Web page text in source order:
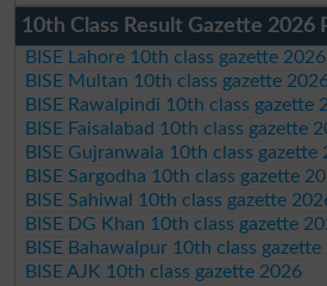
10th Class Result Gazette 2026
BISE Lahore 10th class gazette 2026
BISE Multan 10th class gazette
BISE Rawalpindi 10th class gazette
BISE Faisalabad 10th class gazette
BISE Gujranwala 10th class gazette
BISE Sargodha 10th class gazette
BISE Sahiwal 10th class gazette
BISE DG Khan 10th class gazette
BISE Bahawalpur 10th class gazette
BISE AJK 10th class gazette 2026